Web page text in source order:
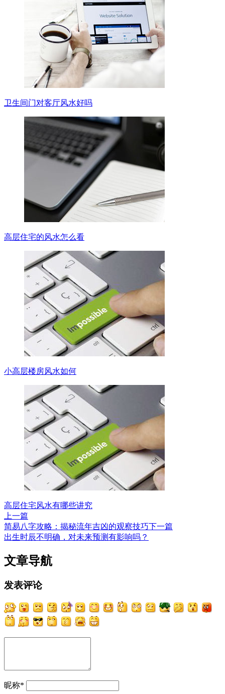
卫生间门对客厅风水好吗
高层住宅的风水怎么看
小高层楼房风水如何
高层住宅风水有哪些讲究
上一篇
简易八字攻略：揭秘流年吉凶的观察技巧下一篇
出生时辰不明确，对未来预测有影响吗？
文章导航
发表评论
昵称*